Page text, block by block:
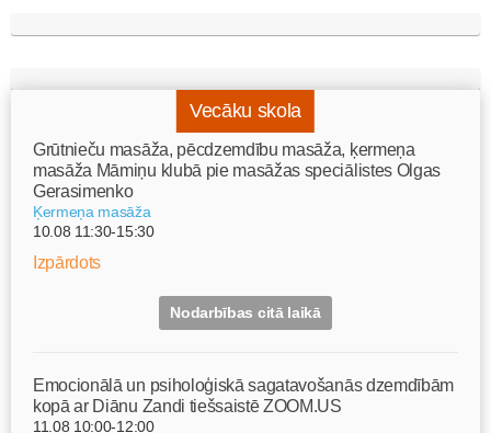
Vecāku skola
Grūtnieču masāža, pēcdzemdību masāža, ķermeņa
masāža Māmiņu klubā pie masāžas speciālistes Olgas
Gerasimenko
Ķermeņa masāža
10.08 11:30-15:30
Izpārdots
Nodarbības citā laikā
Emocionālā un psiholoģiskā sagatavošanās dzemdībām
kopā ar Diānu Zandi tiešsaistē ZOOM.US
11.08 10:00-12:00